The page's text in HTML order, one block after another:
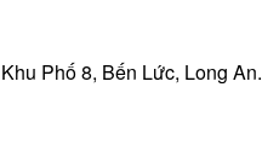
Phố 8, Bến Lức, Long An.